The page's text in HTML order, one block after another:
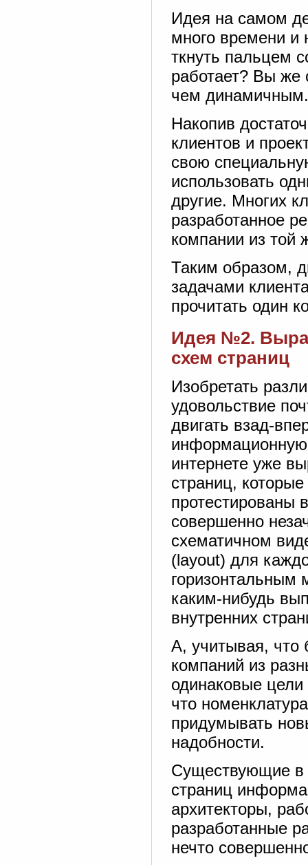
Идея на самом
много времени и
ткнуть пальцем
работает? Вы же
чем
Накопив
клиентов и
свою
использовать
другие. Многих
разработанное
компании из той
Таким образом,
задачами
прочитать один
Идея №2.
схем страниц
Изобретать
удовольствие
двигать взад-
информационную
интернете уже
страниц,
протестированы
совершенно
схематичном
(layout) для
каким-нибудь
внутренних
А, учитывая, что
компаний из
одинаковые цели
что
придумывать
надобности.
Существующие в
страниц
архитекторы,
разработанные
нечто